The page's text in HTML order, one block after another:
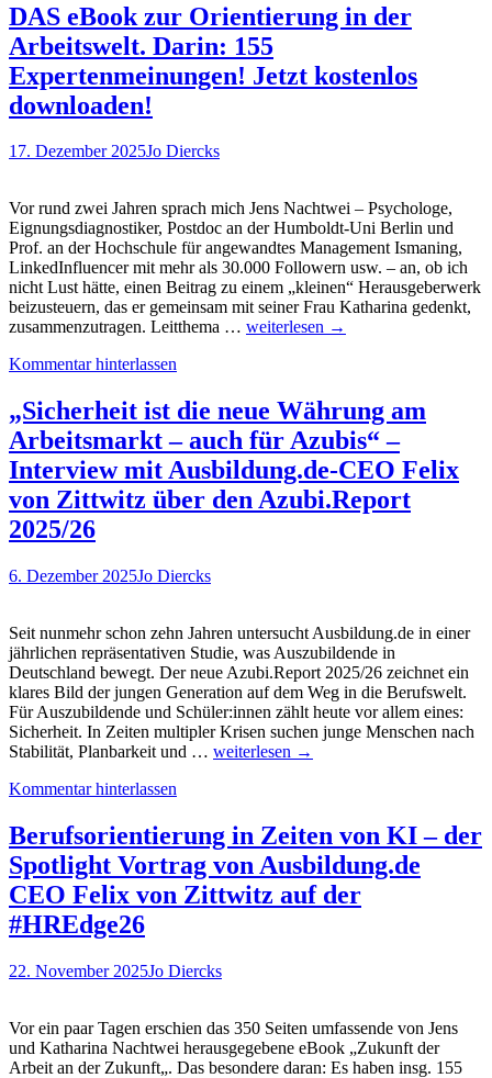
der
DAS eBook zur Orientierung in der
Arbeitswelt. Darin: 155
Expertenmeinungen! Jetzt kostenlos
downloaden!
17. Dezember 2025Jo Diercks
Vor rund zwei Jahren sprach mich Jens Nachtwei – Psychologe,
Eignungsdiagnostiker, Postdoc an der Humboldt-Uni Berlin und
Prof. an der Hochschule für angewandtes Management Ismaning,
LinkedInfluencer mit mehr als 30.000 Followern usw. – an, ob ich
nicht Lust hätte, einen Beitrag zu einem „kleinen“ Herausgeberwerk
beizusteuern, das er gemeinsam mit seiner Frau Katharina gedenkt,
zusammenzutragen. Leitthema … DAS
in
der
Arbeitswelt.
Darin:
155
Expertenmeinungen!
weiterlesen →
Kommentar hinterlassen
„Sicherheit ist die neue Währung am
Arbeitsmarkt – auch für Azubis“ –
Interview mit Ausbildung.de-CEO Felix
von Zittwitz über den Azubi.Report
2025/26
6. Dezember 2025Jo Diercks
Seit nunmehr schon zehn Jahren untersucht Ausbildung.de in einer
jährlichen repräsentativen Studie, was Auszubildende in
Deutschland bewegt. Der neue Azubi.Report 2025/26 zeichnet ein
klares Bild der jungen Generation auf dem Weg in die Berufswelt.
Für Auszubildende und Schüler:innen zählt heute vor allem eines:
Sicherheit. In Zeiten multipler Krisen suchen junge Menschen nach
Stabilität, Planbarkeit und … „Sicherheit
Währung
am
Arbeitsmarkt
–
auch
–
Ausbildung.de-
CEO
Felix
weiterlesen →
Kommentar hinterlassen
Berufsorientierung in Zeiten von KI – der
Spotlight Vortrag von Ausbildung.de
CEO Felix von Zittwitz auf der
#HREdge26
22. November 2025Jo Diercks
Vor ein paar Tagen erschien das 350 Seiten umfassende von Jens
und Katharina Nachtwei herausgegebene eBook „Zukunft der
Arbeit an der Zukunft„. Das besondere daran: Es haben insg. 155